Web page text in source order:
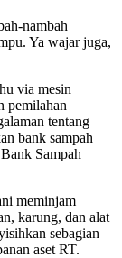
nambah
Ya wajar juga,
via mesin
pemilahan
tentang
bank sampah
Sampah
meminjam
karung, dan alat
sebagian
aset RT.